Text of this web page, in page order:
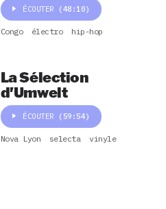
ÉCOUTER (48:10)
Congo électro hip-hop
La Sélection
d'Umwelt
ÉCOUTER (59:54)
Nova Lyon selecta vinyle